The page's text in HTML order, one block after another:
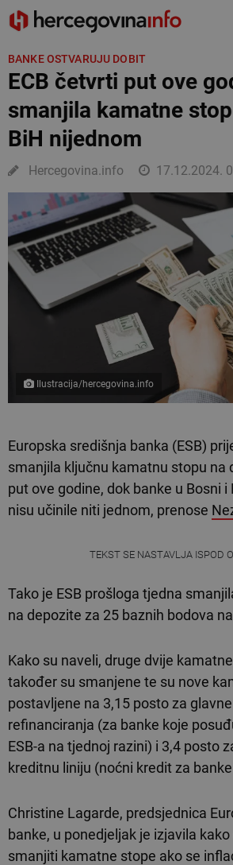
BANKE OSTVARUJU DOBIT
ECB četvrti put ove
smanjila kamatne
BiH nijednom
Hercegovina.info 17.12.2024.
Ilustracija/hercegovina.info
Europska središnja banka (ESB)
smanjila ključnu kamatnu stopu na
put ove godine, dok banke u Bosni
nisu učinile niti jednom, prenose
TEKST SE NASTAVLJA ISPOD
Tako je ESB prošloga tjedna
na depozite za 25 baznih bodova
Kako su naveli, druge dvije
također su smanjene te su nove
postavljene na 3,15 posto za
refinanciranja (za banke koje
ESB-a na tjednoj razini) i 3,4 posto
kreditnu liniju (noćni kredit za
Christine Lagarde, predsjednica
banke, u ponedjeljak je izjavila
smanjiti kamatne stope ako se